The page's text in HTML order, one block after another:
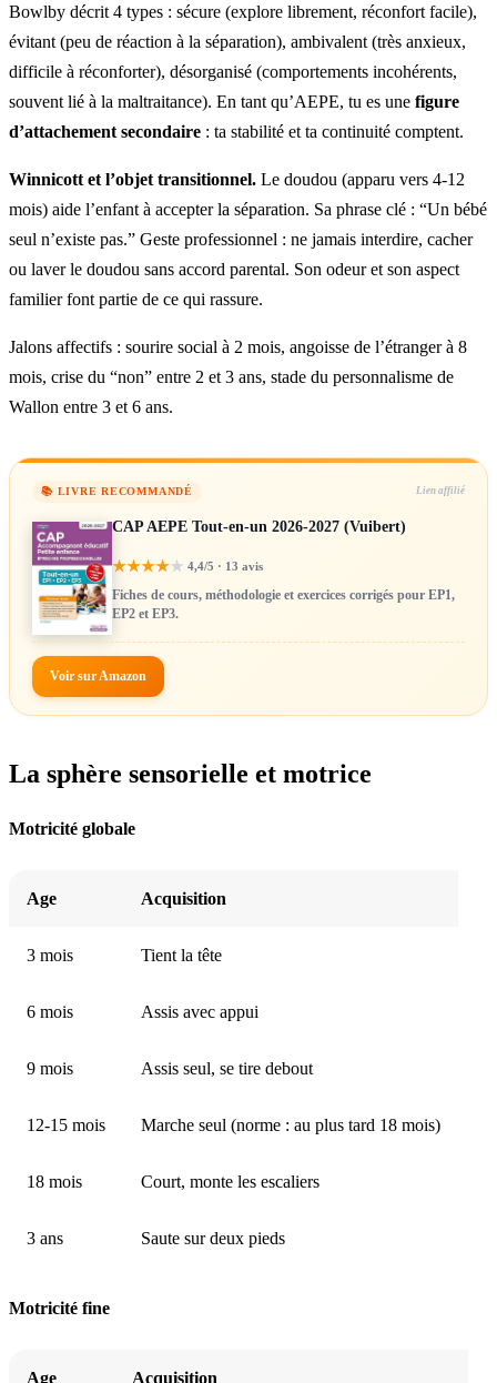
Bowlby décrit 4 types : sécure (explore librement, réconfort facile),
évitant (peu de réaction à la séparation), ambivalent (très anxieux,
difficile à réconforter), désorganisé (comportements incohérents,
souvent lié à la maltraitance). En tant qu’AEPE, tu es une figure
d’attachement secondaire : ta stabilité et ta continuité comptent.
Winnicott et l’objet transitionnel. Le doudou (apparu vers 4-12
mois) aide l’enfant à accepter la séparation. Sa phrase clé : “Un bébé
seul n’existe pas.” Geste professionnel : ne jamais interdire, cacher
ou laver le doudou sans accord parental. Son odeur et son aspect
familier font partie de ce qui rassure.
Jalons affectifs : sourire social à 2 mois, angoisse de l’étranger à 8
mois, crise du “non” entre 2 et 3 ans, stade du personnalisme de
Wallon entre 3 et 6 ans.
📚 LIVRE RECOMMANDÉ Lien affilié
CAP AEPE Tout-en-un 2026-2027 (Vuibert)
★★★★★ 4,4/5 · 13 avis
Fiches de cours, méthodologie et exercices corrigés pour EP1,
EP2 et EP3.
Voir sur Amazon
La sphère sensorielle et motrice
Motricité globale
Age Acquisition
3 mois Tient la tête
6 mois Assis avec appui
9 mois Assis seul, se tire debout
12-15 mois Marche seul (norme : au plus tard 18 mois)
18 mois Court, monte les escaliers
3 ans Saute sur deux pieds
Motricité fine
Age Acquisition